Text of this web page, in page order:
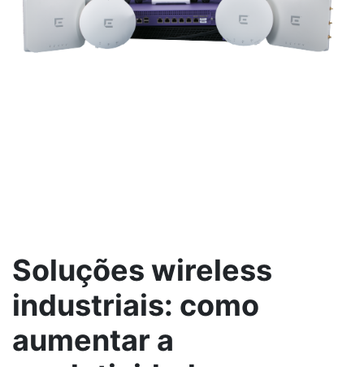
Soluções wireless
industriais: como
aumentar a